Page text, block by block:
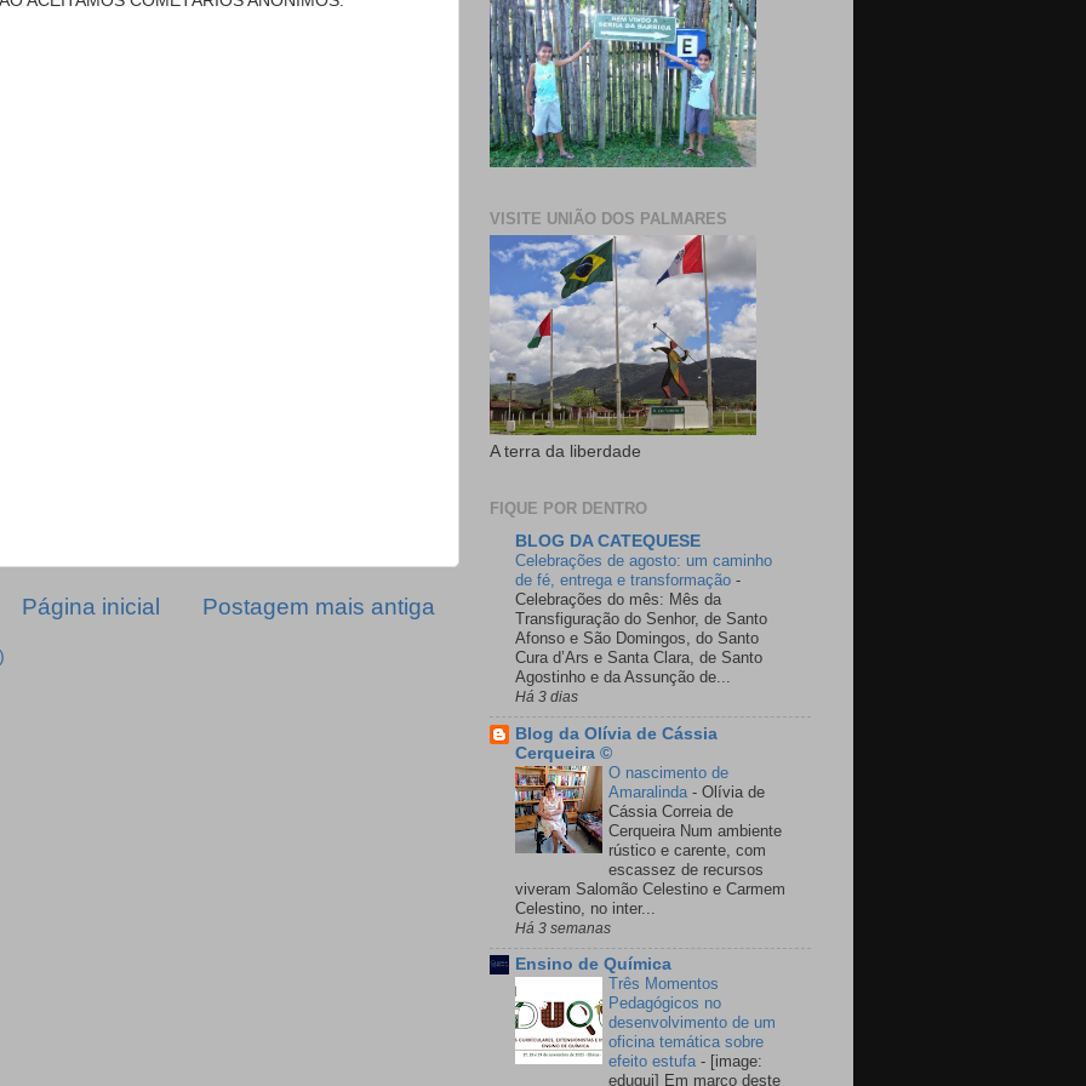
Postagem mais antiga
Página inicial
VISITE UNIÃO DOS PALMARES
A terra da liberdade
FIQUE POR DENTRO
BLOG DA CATEQUESE
Celebrações de agosto: um caminho
de fé, entrega e transformação -
Celebrações do mês: Mês da
Transfiguração do Senhor, de Santo
Afonso e São Domingos, do Santo
Cura d’Ars e Santa Clara, de Santo
Agostinho e da Assunção de...
Há 3 dias
Blog da Olívia de Cássia
Cerqueira ©
O nascimento de
Amaralinda - Olívia de
Cássia Correia de
Cerqueira Num ambiente
rústico e carente, com
escassez de recursos
viveram Salomão Celestino e Carmem
Celestino, no inter...
Há 3 semanas
Ensino de Química
Três Momentos
Pedagógicos no
desenvolvimento de um
oficina temática sobre
efeito estufa - [image:
eduqui] Em março deste